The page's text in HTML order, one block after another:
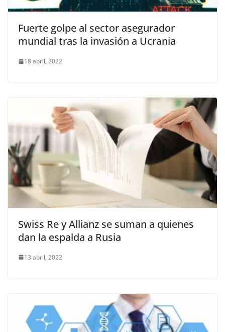
Fuerte golpe al sector asegurador
mundial tras la invasión a Ucrania
18 abril, 2022
Swiss Re y Allianz se suman a quienes
dan la espalda a Rusia
13 abril, 2022